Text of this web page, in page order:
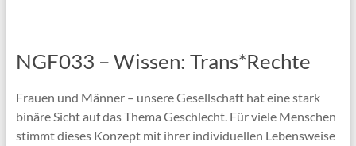
NGF033 – Wissen: Trans*Rechte
Frauen und Männer – unsere Gesellschaft hat eine stark
binäre Sicht auf das Thema Geschlecht. Für viele Menschen
stimmt dieses Konzept mit ihrer individuellen Lebensweise